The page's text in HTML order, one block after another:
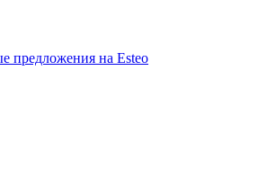
предложения на Esteo